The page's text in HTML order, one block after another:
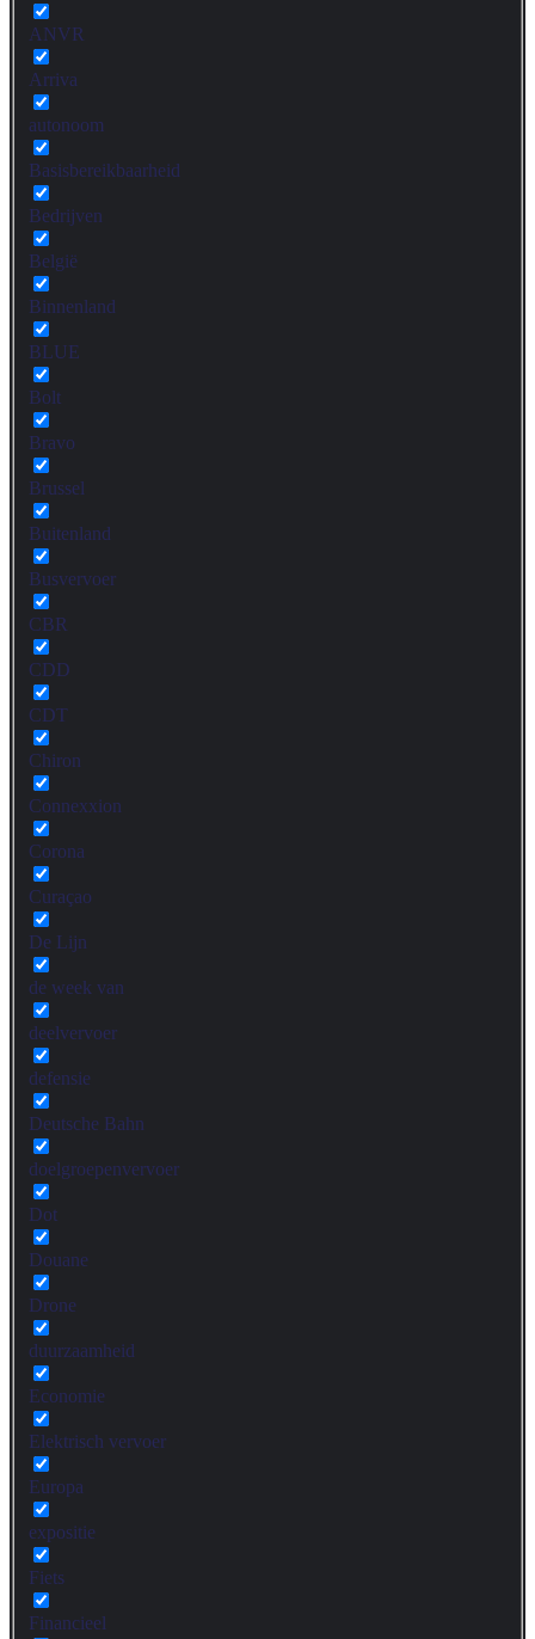
ANVR
Arriva
autonoom
Basisbereikbaarheid
Bedrijven
België
Binnenland
BLUE
Bolt
Bravo
Brussel
Buitenland
Busvervoer
CBR
CDD
CDT
Chiron
Connexxion
Corona
Curaçao
De Lijn
de week van
deelvervoer
defensie
Deutsche Bahn
doelgroepenvervoer
Dot
Douane
Drone
duurzaamheid
Economie
Elektrisch vervoer
Europa
expositie
Fiets
Financieel